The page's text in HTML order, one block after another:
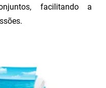
facilitando a